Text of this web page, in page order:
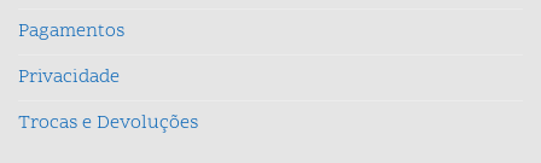
Pagamentos
Privacidade
Trocas e Devoluções